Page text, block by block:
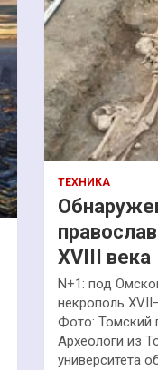
ТЕХНИКА
XVIII века
N+1: под
некрополь
Фото: Томский
Археологи из
университета